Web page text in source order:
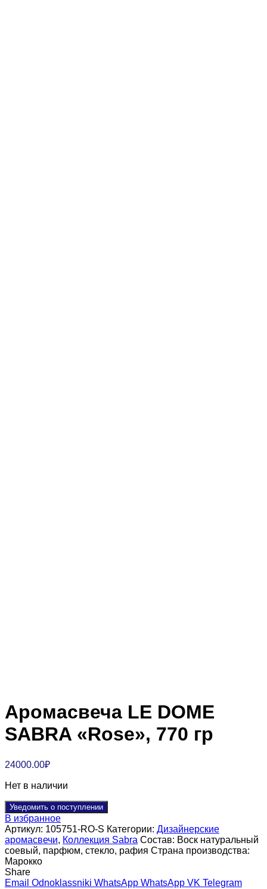
Аромасвеча LE DOME
SABRA «Rose», 770 гр
24000.00₽
Нет в наличии
Уведомить о поступлении
В избранное
Артикул: 105751-RO-S Категории: Дизайнерские
аромасвечи, Коллекция Sabra Состав: Воск натуральный
соевый, парфюм, стекло, рафия Страна производства:
Марокко
Share
Email Odnoklassniki WhatsApp WhatsApp VK Telegram